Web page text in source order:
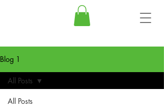
Blog 1
All Posts
All Posts